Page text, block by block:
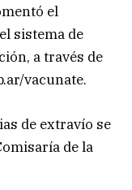
el
sistema de
a través de
vacunate.
de extravío se
de la